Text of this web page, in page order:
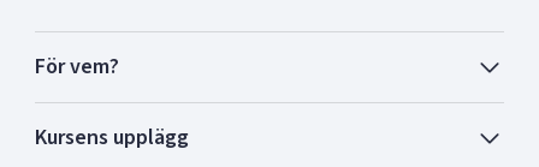
För vem?
Kursens upplägg